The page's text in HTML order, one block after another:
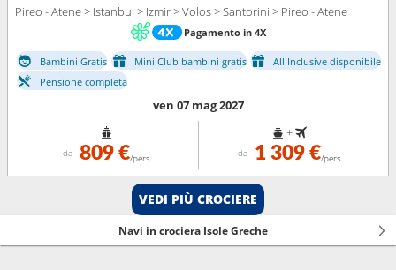
Pireo - Atene > Istanbul > Izmir > Volos > Santorini > Pireo - Atene
Pagamento in 4X
Bambini Gratis Mini Club bambini gratis
All Inclusive disponibile
Pensione completa
ven 07 mag 2027
da 809 €/pers
+
da 1 309 €/pers
VEDI PIÙ CROCIERE
Navi in crociera Isole Greche